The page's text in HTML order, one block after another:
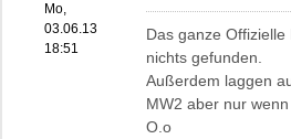
Mo,
03.06.13
18:51
Das ganze
nichts gefunden.
Außerdem laggen
MW2 aber nur
O.o